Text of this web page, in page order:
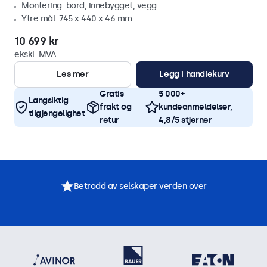
Montering: bord, innebygget, vegg
Ytre mål: 745 x 440 x 46 mm
10 699 kr
ekskl. MVA
Les mer
Legg i handlekurv
Langsiktig
tilgjengelighet
Gratis
frakt og
retur
5 000+
kundeanmeldelser,
4,8/5 stjerner
Betrodd av selskaper verden over